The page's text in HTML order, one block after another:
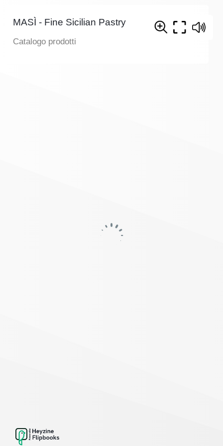
MASÌ - Fine Sicilian Pastry
Catalogo prodotti